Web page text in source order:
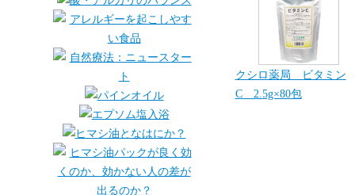
クシロ薬局 ビタミン
C 2.5g×80包